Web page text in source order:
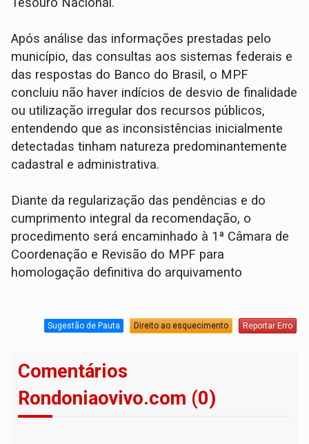
Após análise das informações prestadas pelo
município, das consultas aos sistemas federais e
das respostas do Banco do Brasil, o MPF
concluiu não haver indícios de desvio de finalidade
ou utilização irregular dos recursos públicos,
entendendo que as inconsistências inicialmente
detectadas tinham natureza predominantemente
cadastral e administrativa.
Diante da regularização das pendências e do
cumprimento integral da recomendação, o
procedimento será encaminhado à 1ª Câmara de
Coordenação e Revisão do MPF para
homologação definitiva do arquivamento
Sugestão de Pauta Direito ao esquecimento Reportar Erro
Comentários
Rondoniaovivo.com (0)